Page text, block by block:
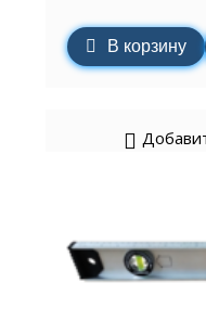
В корзину